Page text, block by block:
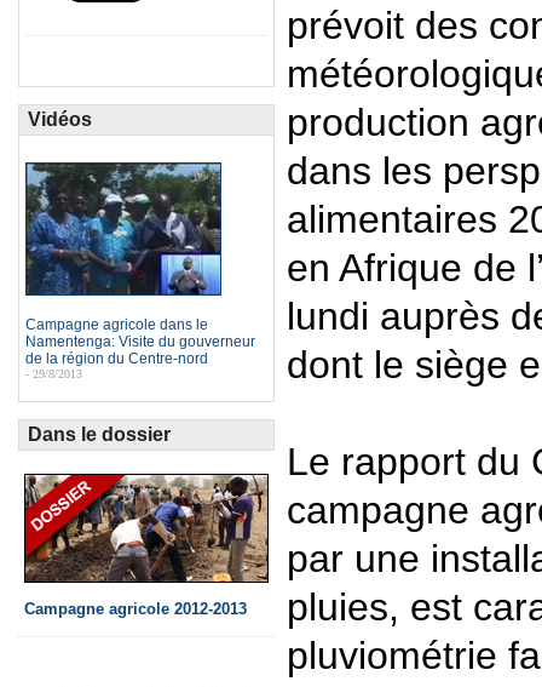
Vidéos
Campagne agricole dans le
Namentenga: Visite du gouverneur
de la région du Centre-nord
- 29/8/2013
Dans le dossier
Campagne agricole 2012-2013
prévoit des
production
dans les
alimentaires
en Afrique de
lundi auprès
dont le siège
Le rapport du
campagne
par une
pluies, est
pluviométrie